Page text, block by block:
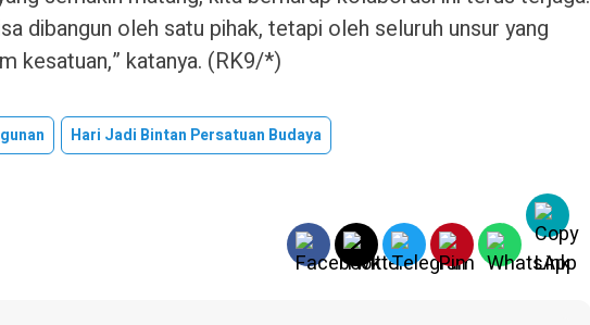
dibangun oleh satu pihak, tetapi oleh seluruh unsur yang
kesatuan,” katanya. (RK9/*)
Hari Jadi Bintan Persatuan Budaya